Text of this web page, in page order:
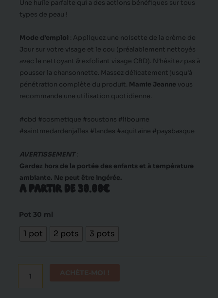
Une huile parfaite qui a des actions bénéfiques sur tous
types de peau !
Mode d’emploi: Appliquez une noisette de la crème de
Jour sur votre visage et le cou (préalablement nettoyés
avec le nettoyant & exfoliant visage CBD). N’hésitez pas à
pousser la chansonnette. Massez délicatement jusqu’à
pénétration complète du produit. Mamie Jeanne vous
recommande une utilisation quotidienne.
#cbd #cosmetique #soustons #libourne
#saintmedardenjalles #landes #aquitaine #paysbasque
AVERTISSEMENT :
Gardez hors de la portée des enfants et à température
ambiante. Ne peut être ingérée.
A PARTIR DE 30.00€
Pot 30 ml
1 pot 2 pots 3 pots
quantité
Crème
jour